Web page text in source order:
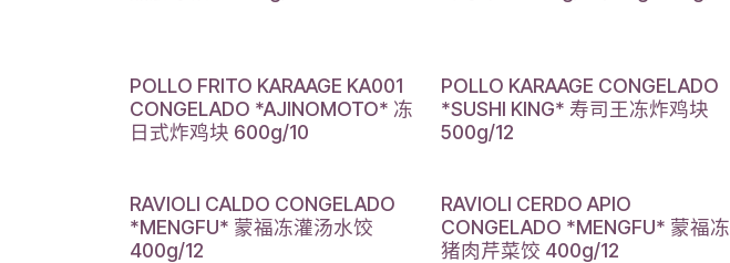
POLLO FRITO KARAAGE KA001
CONGELADO *AJINOMOTO* 冻
日式炸鸡块 600g/10
POLLO KARAAGE CONGELADO
*SUSHI KING* 寿司王冻炸鸡块
500g/12
RAVIOLI CALDO CONGELADO
*MENGFU* 蒙福冻灌汤水饺
400g/12
RAVIOLI CERDO APIO
CONGELADO *MENGFU* 蒙福冻
猪肉芹菜饺 400g/12